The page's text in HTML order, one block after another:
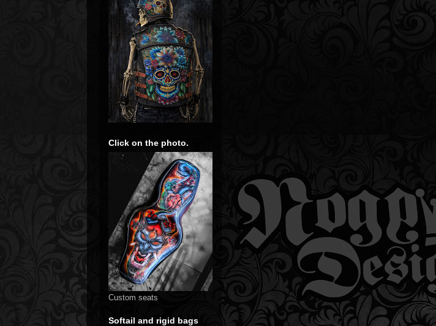
Click on the photo.
Custom seats
Softail and rigid bags